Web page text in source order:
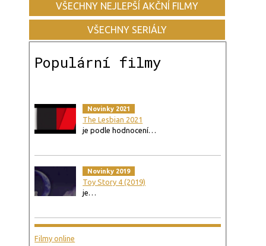
VŠECHNY NEJLEPŠÍ AKČNÍ FILMY
VŠECHNY SERIÁLY
Populární filmy
Novinky 2021
The Lesbian 2021
je podle hodnocení…
Novinky 2019
Toy Story 4 (2019)
je…
Filmy online